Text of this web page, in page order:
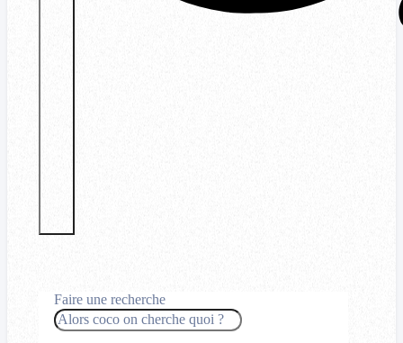
Faire une recherche
Rechercher